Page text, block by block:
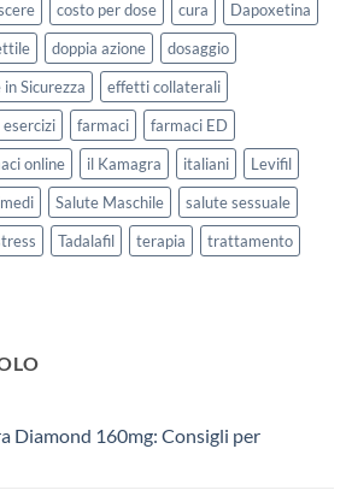
costo per dose cura
Dapoxetina
doppia azione
dosaggio
Sicurezza
effetti collaterali
esercizi farmaci
farmaci ED
online il Kamagra italiani
Levifil
Salute Maschile
salute sessuale
Tadalafil terapia
trattamento
Diamond 160mg: Consigli per